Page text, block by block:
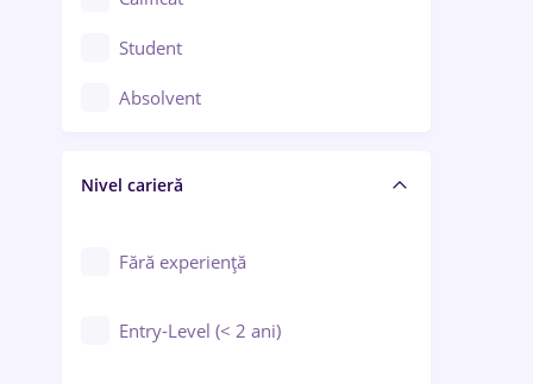
Construcții / Instalații
Controlul calității
Educație / Training / Arte
Student
Absolvent
Nivel carieră
Fără experiență
Entry-Level (< 2 ani)